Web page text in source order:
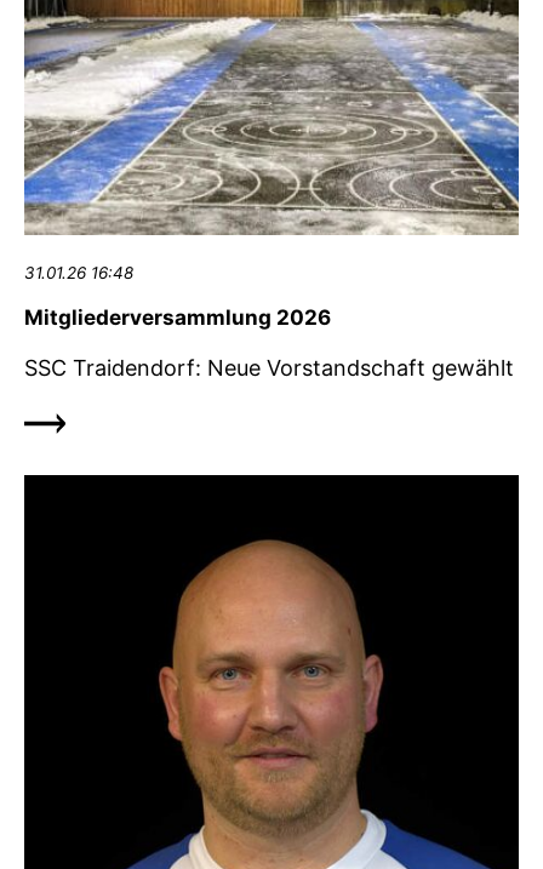
31.01.26 16:48
Mitgliederversammlung 2026
SSC Traidendorf: Neue Vorstandschaft gewählt